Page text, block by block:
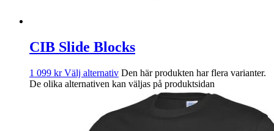
CIB Slide Blocks
1 099 kr Välj alternativ Den här produkten har flera varianter.
De olika alternativen kan väljas på produktsidan